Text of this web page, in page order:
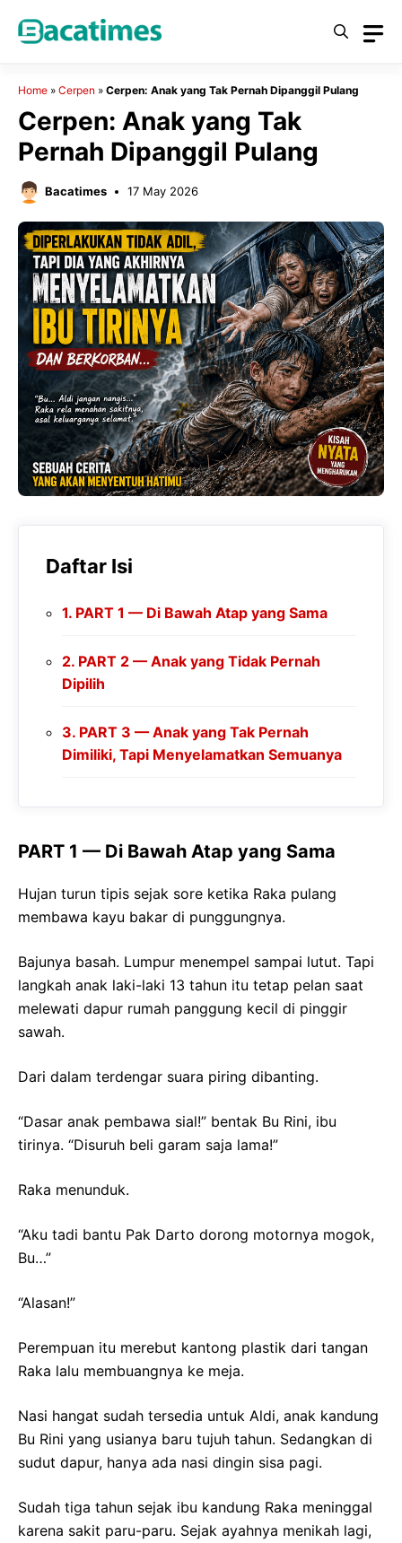
Home » Cerpen » Cerpen: Anak yang Tak Pernah Dipanggil Pulang
Cerpen: Anak yang Tak
Pernah Dipanggil Pulang
Bacatimes 17 May 2026
Daftar Isi
PART 1 — Di Bawah Atap yang Sama
PART 2 — Anak yang Tidak Pernah
Dipilih
PART 3 — Anak yang Tak Pernah
Dimiliki, Tapi Menyelamatkan Semuanya
PART 1 — Di Bawah Atap yang Sama
Hujan turun tipis sejak sore ketika Raka pulang
membawa kayu bakar di punggungnya.
Bajunya basah. Lumpur menempel sampai lutut. Tapi
langkah anak laki-laki 13 tahun itu tetap pelan saat
melewati dapur rumah panggung kecil di pinggir
sawah.
Dari dalam terdengar suara piring dibanting.
“Dasar anak pembawa sial!” bentak Bu Rini, ibu
tirinya. “Disuruh beli garam saja lama!”
Raka menunduk.
“Aku tadi bantu Pak Darto dorong motornya mogok,
Bu…”
“Alasan!”
Perempuan itu merebut kantong plastik dari tangan
Raka lalu membuangnya ke meja.
Nasi hangat sudah tersedia untuk Aldi, anak kandung
Bu Rini yang usianya baru tujuh tahun. Sedangkan di
sudut dapur, hanya ada nasi dingin sisa pagi.
Sudah tiga tahun sejak ibu kandung Raka meninggal
karena sakit paru-paru. Sejak ayahnya menikah lagi,